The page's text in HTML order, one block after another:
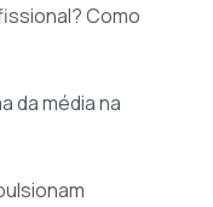
Como
da média na